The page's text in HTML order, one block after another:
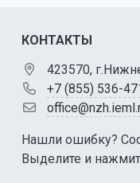
КОНТАКТЫ
423570,
+7 (855) 536-
Нашли ошибку?
Выделите и